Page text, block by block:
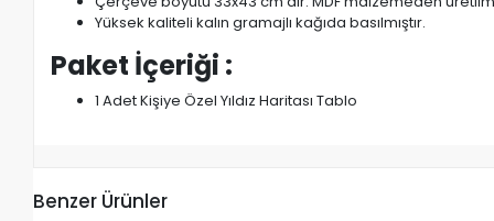
Yüksek kaliteli kalın gramajlı kağıda basılmıştır.
Paket İçeriği :
1 Adet Kişiye Özel Yıldız Haritası Tablo
Benzer Ürünler